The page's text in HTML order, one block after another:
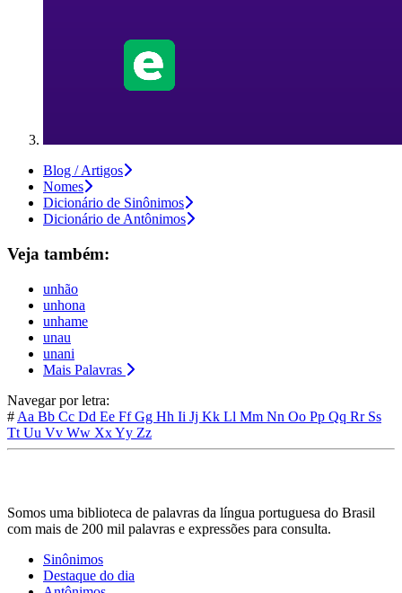
Blog / Artigos
Nomes
Dicionário de Sinônimos
Dicionário de Antônimos
Veja também:
unhão
unhona
unhame
unau
unani
Mais Palavras
Navegar por letra:
# Aa Bb Cc Dd Ee FfGg Hh Ii Jj Kk Ll Mm Nn Oo Pp Qq Rr Ss
Tt Uu Vv Ww XxYy Zz
Somos uma biblioteca de palavras da língua portuguesa do Brasil
com mais de 200 mil palavras e expressões para consulta.
Sinônimos
Destaque do dia